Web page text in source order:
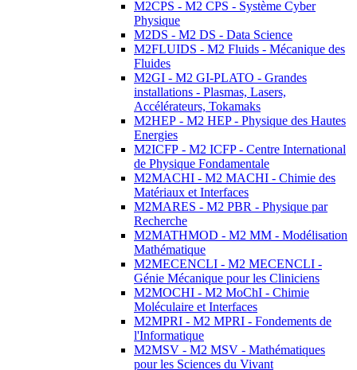
M2CPS - M2 CPS - Système Cyber
Physique
M2DS - M2 DS - Data Science
M2FLUIDS - M2 Fluids - Mécanique des
Fluides
M2GI - M2 GI-PLATO - Grandes
installations - Plasmas, Lasers,
Accélérateurs, Tokamaks
M2HEP - M2 HEP - Physique des Hautes
Energies
M2ICFP - M2 ICFP - Centre International
de Physique Fondamentale
M2MACHI - M2 MACHI - Chimie des
Matériaux et Interfaces
M2MARES - M2 PBR - Physique par
Recherche
M2MATHMOD - M2 MM - Modélisation
Mathématique
M2MECENCLI - M2 MECENCLI -
Génie Mécanique pour les Cliniciens
M2MOCHI - M2 MoChI - Chimie
Moléculaire et Interfaces
M2MPRI - M2 MPRI - Fondements de
l'Informatique
M2MSV - M2 MSV - Mathématiques
pour les Sciences du Vivant